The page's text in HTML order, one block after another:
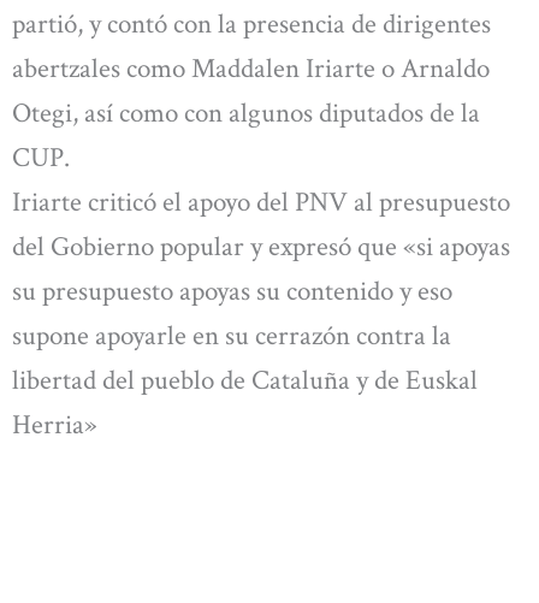
partió, y contó con la presencia de dirigentes
abertzales como Maddalen Iriarte o Arnaldo
Otegi, así como con algunos diputados de la
CUP.
Iriarte criticó el apoyo del PNV al presupuesto
del Gobierno popular y expresó que «si apoyas
su presupuesto apoyas su contenido y eso
supone apoyarle en su cerrazón contra la
libertad del pueblo de Cataluña y de Euskal
Herria»